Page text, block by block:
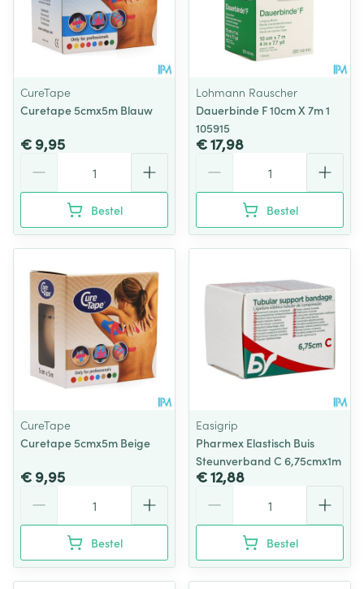
CureTape
Curetape 5cmx5m Blauw
€ 9,95
Bestel
Lohmann Rauscher
Dauerbinde F 10cm X 7m 1
105915
€ 17,98
Bestel
CureTape
Curetape 5cmx5m Beige
€ 9,95
Bestel
Easigrip
Pharmex Elastisch Buis
Steunverband C 6,75cmx1m
€ 12,88
Bestel